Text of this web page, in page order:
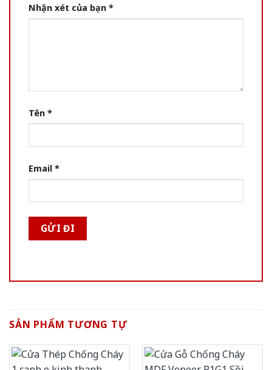
Nhận xét của bạn *
Tên *
Email *
SẢN PHẨM TƯƠNG TỰ